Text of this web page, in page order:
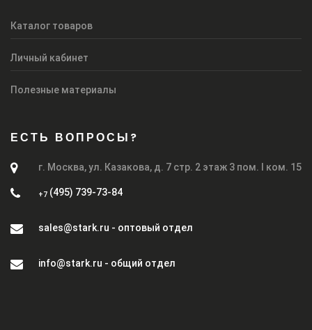
Каталог товаров
Личный кабинет
Полезные материалы
ЕСТЬ ВОПРОСЫ?
г. Москва, ул. Казакова, д. 7 стр. 2 этаж 3 пом. I ком. 15
+7 (495) 739-73-84
sales@stark.ru - оптовый отдел
info@stark.ru - общий отдел